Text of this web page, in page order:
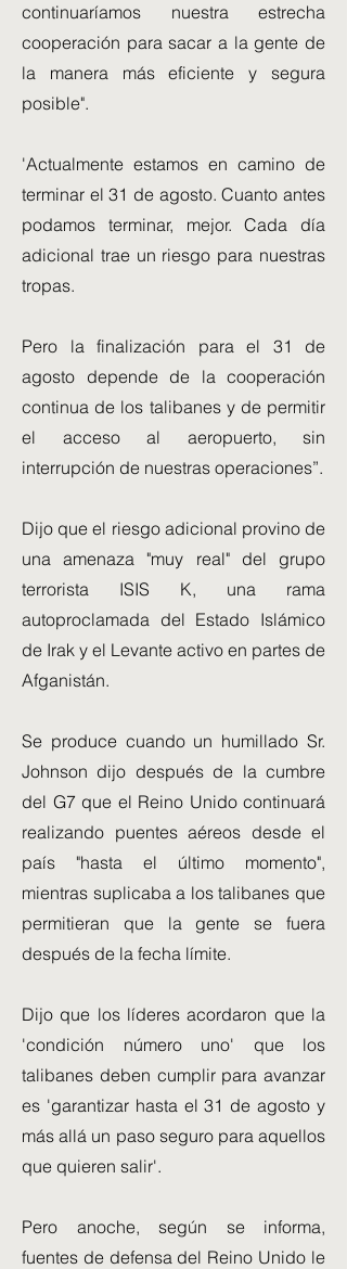
continuaríamos nuestra estrecha
cooperación para sacar a la gente de
la manera más eficiente y segura
posible".
'Actualmente estamos en camino de
terminar el 31 de agosto. Cuanto antes
podamos terminar, mejor. Cada día
adicional trae un riesgo para nuestras
tropas.
Pero la finalización para el 31 de
agosto depende de la cooperación
continua de los talibanes y de permitir
el acceso al aeropuerto, sin
interrupción de nuestras operaciones”.
Dijo que el riesgo adicional provino de
una amenaza "muy real" del grupo
terrorista ISIS K, una rama
autoproclamada del Estado Islámico
de Irak y el Levante activo en partes de
Afganistán.
Se produce cuando un humillado Sr.
Johnson dijo después de la cumbre
del G7 que el Reino Unido continuará
realizando puentes aéreos desde el
país "hasta el último momento",
mientras suplicaba a los talibanes que
permitieran que la gente se fuera
después de la fecha límite.
Dijo que los líderes acordaron que la
'condición número uno' que los
talibanes deben cumplir para avanzar
es 'garantizar hasta el 31 de agosto y
más allá un paso seguro para aquellos
que quieren salir'.
Pero anoche, según se informa,
fuentes de defensa del Reino Unido le